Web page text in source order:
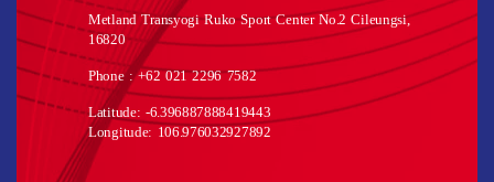
Metland Transyogi Ruko Sport Center No.2 Cileungsi,
16820
Phone : +62 021 2296 7582
Latitude: -6.396887888419443
Longitude: 106.976032927892